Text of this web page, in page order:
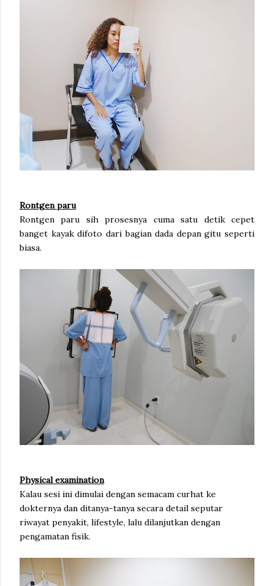
Rontgen paru
Rontgen paru sih prosesnya cuma satu detik cepet
banget kayak difoto dari bagian dada depan gitu seperti
biasa.
Physical examination
Kalau sesi ini dimulai dengan semacam curhat ke
dokternya dan ditanya-tanya secara detail seputar
riwayat penyakit, lifestyle, lalu dilanjutkan dengan
pengamatan fisik.